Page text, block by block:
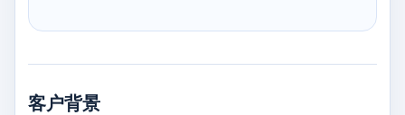
客户背景